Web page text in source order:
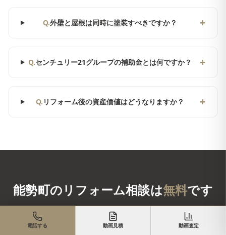
Q.外壁と屋根は同時に塗装すべきですか？ +
Q.センチュリー21グループの補助金とは何ですか？ +
Q. リフォーム後の資産価値はどうなりますか？ +
能勢町のリフォーム相談は無料です
現地調査・お見積りも無料。まずはお気軽にお電話・LINE・フォ
ームからお問い合わせください。
電話する 動画見積 動画査定